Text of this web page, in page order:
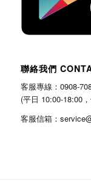
聯絡我們
客服專線：0908-
(平日 10:00-18:00
客服信箱：